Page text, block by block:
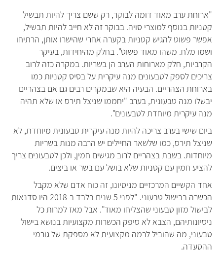
"ארוחת ערב מאוד דומה לבוקר, רק ששם צריך להיות תבשיל
קטניות בנוסף למוצרי סויה. בבוקר זה לא חייב להיות תבשיל,
אפשר פשוט להגיש קטניות בקערה אחרי שהישרו אותן, הרתיחו
ושמו מלח. משהו מאוד פשוט". בחלק מהיחידות, בעיקר
הקרביות, חלק מארוחות הערב הן בשריות. במקרה כזה לרוב
צריכים לספק לטבעונים מנה עיקרית על בסיס קטניות כמו
בארוחת הצהריים. הבעיה היא שבמקרים רבים גם אם בצהריים
יבשלו מנה טבעונית, בערב "יחממו שניצל תירס או שלא תהיה
מנה עיקרית מיוחדת לטבעונים".
ביום שישי בערב צריכה להיות מנה עיקרית טבעונית מיוחדת, לא
שניצל תירס, כמו שלשאר החיילים יש הרבה מנות בשריות
מיוחדות. בשבת בצהריים לרוב מגישים חמין, ולכן לטבעונים צריך
להציע חמין עם קטניות שלא בושל עם בשר או ביצים.
אחד הקשיים המרכזיים מניסיונו, זה כוח אדם שלא מקבל
הכשרה בבישול טבעוני. "לפני 5 שנים בלבד ב-2018 היו סדנאות
לבישול מזון טבעוני שהצליחו מאוד". אבל מאז למרות כל
ניסיונותיהם, הצבא לא סיפק הכשרות מקצועיות בנושא בישול
טבעוני, מה שהוביל לרמה מקצועית לא מספקת של גורמי
ההסעדה.